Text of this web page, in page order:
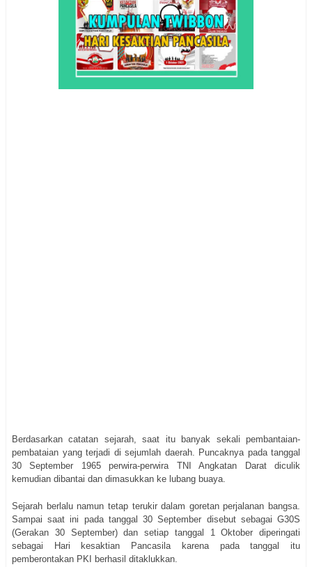
Berdasarkan catatan sejarah, saat itu banyak sekali pembantaian-
pembataian yang terjadi di sejumlah daerah. Puncaknya pada tanggal
30 September 1965 perwira-perwira TNI Angkatan Darat diculik
kemudian dibantai dan dimasukkan ke lubang buaya.
Sejarah berlalu namun tetap terukir dalam goretan perjalanan bangsa.
Sampai saat ini pada tanggal 30 September disebut sebagai G30S
(Gerakan 30 September) dan setiap tanggal 1 Oktober diperingati
sebagai Hari kesaktian Pancasila karena pada tanggal itu
pemberontakan PKI berhasil ditaklukkan.